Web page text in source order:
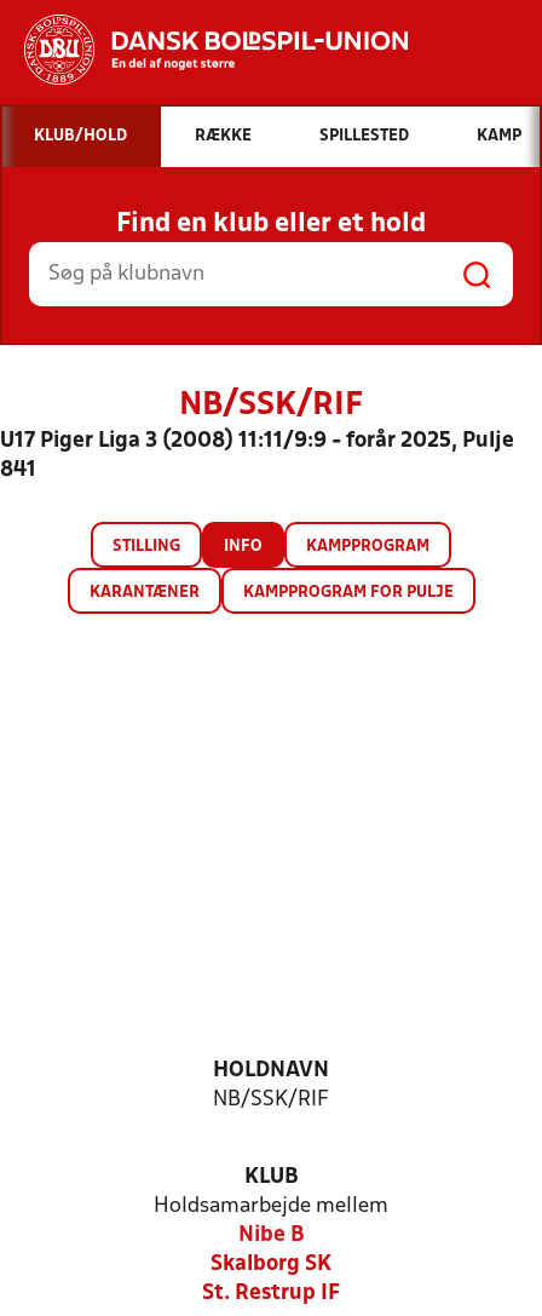
Hvad vil du søge efter?
INDHOLD OG NYHEDER
STILLINGER, RESULTATER, KLUBBER OG
HOLD
KLUB/HOLD RÆKKE SPILLESTED KAMP
Find en klub eller et hold
NB/SSK/RIF
U17 Piger Liga 3 (2008) 11:11/9:9 - forår 2025, Pulje
841
STILLING INFO KAMPPROGRAM
KARANTÆNER KAMPPROGRAM FOR PULJE
HOLDNAVN
NB/SSK/RIF
KLUB
Holdsamarbejde mellem
Nibe B
Skalborg SK
St. Restrup IF